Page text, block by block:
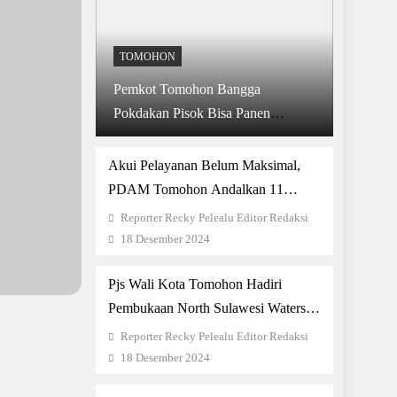
TOMOHON
Pemkot Tomohon Bangga
Pokdakan Pisok Bisa Panen
Perdana Dengan Sistem Bioflok
Akui Pelayanan Belum Maksimal,
PDAM Tomohon Andalkan 11
Sumber Air Layani 6.195 Pelanggan
Reporter Recky Pelealu Editor Redaksi
18 Desember 2024
Pjs Wali Kota Tomohon Hadiri
Pembukaan North Sulawesi Waterski
Festival 2024
Reporter Recky Pelealu Editor Redaksi
18 Desember 2024